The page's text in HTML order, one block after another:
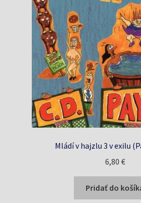
Mládí v hajzlu 3 v exilu
6,80 €
Pridať do